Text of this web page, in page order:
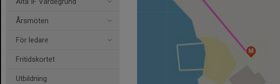
Årsmöten
För ledare
Fritidskortet
Utbildning